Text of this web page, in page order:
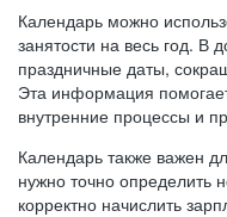
Календарь можно
занятости на весь год. В
праздничные даты,
Эта информация
внутренние процессы и
Календарь также важен
нужно точно определить
корректно начислить